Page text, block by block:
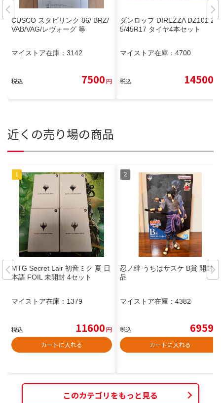
CUSCO スタビリンク 86/ BRZ/
VAB/VAG/レヴォーグ 等
マイストア在庫： 3142
税込 7500円
ダンロップ DIREZZA DZ101 20
5/45R17 タイヤ4本セット
マイストア在庫： 4700
税込 14500
近くの売り場の商品
MTG Secret Lair 初音ミク 夏 日
本語 FOIL 未開封 4セット
マイストア在庫： 1379
税込 11600円
カートに入れる
忍ノ絆 うちはサスケ B賞 開封美
品
マイストア在庫： 4382
税込 6959
カートに入れる
このカテゴリをもっと見る